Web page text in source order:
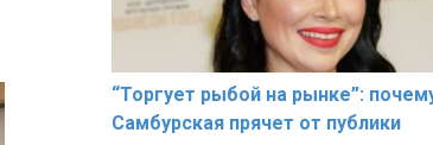
“Торгует рыбой на рынке”:
Самбурская прячет от публики